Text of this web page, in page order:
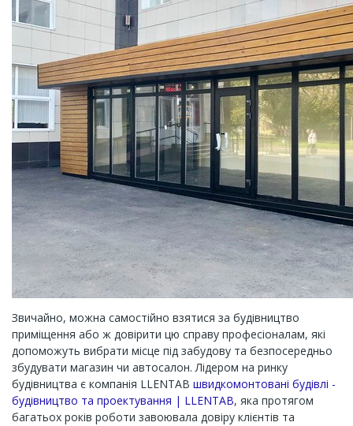
Звичайно, можна самостійно взятися за будівництво
приміщення або ж довірити цю справу професіоналам, які
допоможуть вибрати місце під забудову та безпосередньо
збудувати магазин чи автосалон. Лідером на ринку
будівництва є компанія LLENTAB швидкомонтовані будівлі -
будівництво та проектування | LLENTAB, яка протягом
багатьох років роботи завоювала довіру клієнтів та